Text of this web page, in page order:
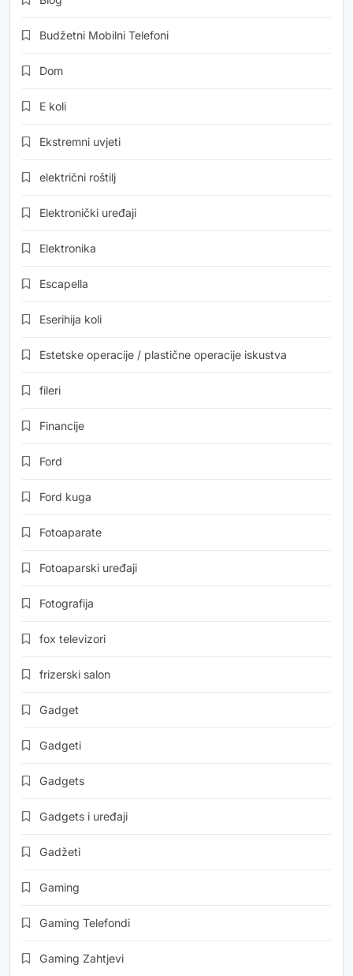
Budžetni Mobilni Telefoni
Dom
E koli
Ekstremni uvjeti
električni roštilj
Elektronički uređaji
Elektronika
Escapella
Eserihija koli
Estetske operacije / plastične operacije iskustva
fileri
Financije
Ford
Ford kuga
Fotoaparate
Fotoaparski uređaji
Fotografija
fox televizori
frizerski salon
Gadget
Gadgeti
Gadgets
Gadgets i uređaji
Gadžeti
Gaming
Gaming Telefondi
Gaming Zahtjevi